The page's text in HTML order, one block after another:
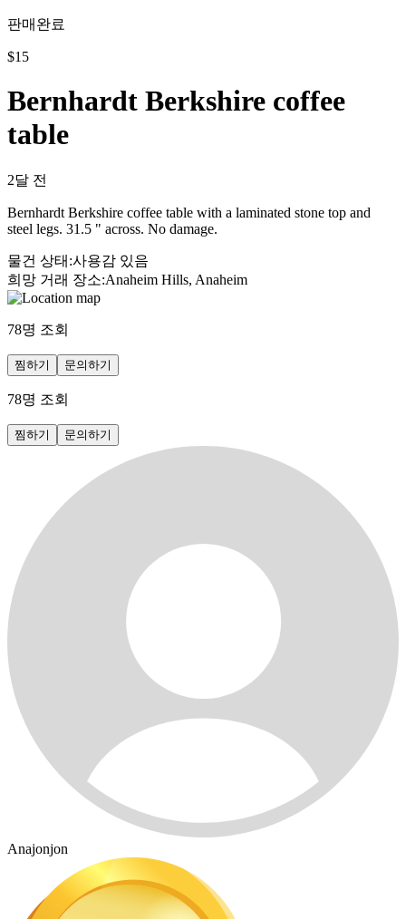
판매완료
$15
Bernhardt Berkshire coffee
table
2달 전
Bernhardt Berkshire coffee table with a laminated stone top and
steel legs. 31.5 " across. No damage.
물건 상태 :사용감 있음
희망 거래 장소:Anaheim Hills, Anaheim
78명 조회
찜하기 문의하기
78명 조회
찜하기 문의하기
Anajonjon